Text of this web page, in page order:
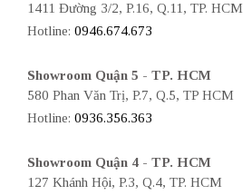
1411 Đường 3/2, P.16, Q.11, TP. HCM
Hotline: 0946.674.673
Showroom Quận 5 - TP. HCM
580 Phan Văn Trị, P.7, Q.5, TP HCM
Hotline: 0936.356.363
Showroom Quận 4 - TP. HCM
127 Khánh Hội, P.3, Q.4, TP. HCM